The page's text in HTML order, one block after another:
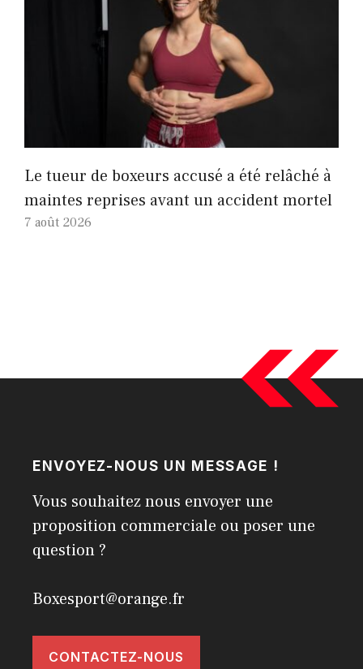
Le tueur de boxeurs accusé a été relâché à
maintes reprises avant un accident mortel
7 août 2026
ENVOYEZ-NOUS UN MESSAGE !
Vous souhaitez nous envoyer une
proposition commerciale ou poser une
question ?
Boxesport@orange.fr
CONTACTEZ-NOUS